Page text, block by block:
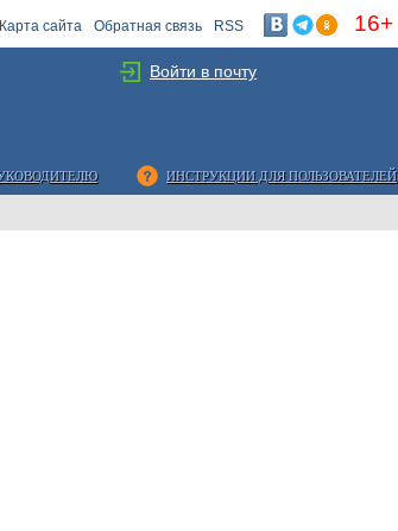
Карта сайта Обратная связь RSS 16+
ИНСТРУКЦИИ ДЛЯ ПОЛЬЗОВАТЕЛЕЙ
Войти в почту